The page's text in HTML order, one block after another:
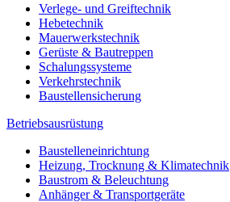
Verlege- und Greiftechnik
Hebetechnik
Mauerwerkstechnik
Gerüste & Bautreppen
Schalungssysteme
Verkehrstechnik
Baustellensicherung
Betriebsausrüstung
Baustelleneinrichtung
Heizung, Trocknung & Klimatechnik
Baustrom & Beleuchtung
Anhänger & Transportgeräte